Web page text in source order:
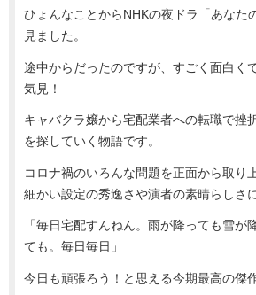
ひょんなことからNHKの夜ドラ「あなた
見ました。
途中からだったのですが、すごく面白く
気見！
キャバクラ嬢から宅配業者への転職で挫
を探していく物語です。
コロナ禍のいろんな問題を正面から取り
細かい設定の秀逸さや演者の素晴らしさ
「毎日宅配すんねん。雨が降っても雪が
ても。毎日毎日」
今日も頑張ろう！と思える今期最高の傑